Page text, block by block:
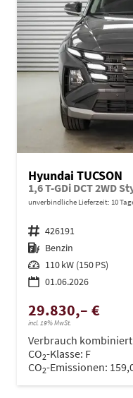
Hyundai TUCSON
1,6 T-GDi DCT 2WD
unverbindliche Lieferzeit: 10
Fahrzeugnr. 426191
Kraftstoff Benzin
Leistung 110 kW (150 PS)
01.06.2026
29.830,– €
incl. 19% MwSt.
Verbrauch
CO2-Klasse: F
CO2-Emissionen: